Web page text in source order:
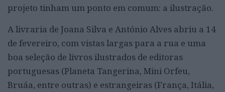
projeto tinham um ponto em comum: a ilustração.
A livraria de Joana Silva e António Alves abriu a 14
de fevereiro, com vistas largas para a rua e uma
boa seleção de livros ilustrados de editoras
portuguesas (Planeta Tangerina, Mini Orfeu,
Bruáa, entre outras) e estrangeiras (França, Itália,